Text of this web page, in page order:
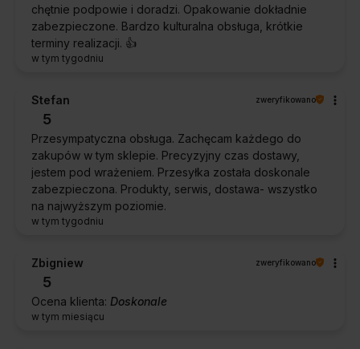
chętnie podpowie i doradzi. Opakowanie dokładnie
zabezpieczone. Bardzo kulturalna obsługa, krótkie
terminy realizacji. 👍️
w tym tygodniu
Stefan zweryfikowano
5
Przesympatyczna obsługa. Zachęcam każdego do
zakupów w tym sklepie. Precyzyjny czas dostawy,
jestem pod wrażeniem. Przesyłka została doskonale
zabezpieczona. Produkty, serwis, dostawa- wszystko
na najwyższym poziomie.
w tym tygodniu
Zbigniew zweryfikowano
5
Ocena klienta: Doskonale
w tym miesiącu